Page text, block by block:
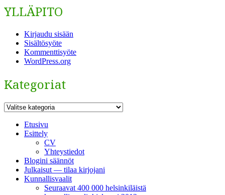
YLLÄPITO
Kirjaudu sisään
Sisältösyöte
Kommenttisyöte
WordPress.org
Kategoriat
Kategoriat
Etusivu
Esittely
CV
Yhteystiedot
Blogini säännöt
Julkaisut — tilaa kirjojani
Kunnallisvaalit
Seuraavat 400 000 helsinkiläistä